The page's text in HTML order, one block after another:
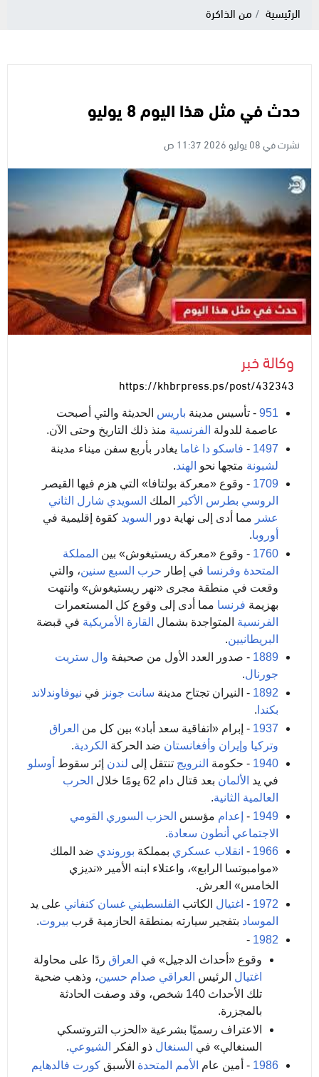
الرئيسية من الذاكرة
حدث في مثل هذا اليوم 8 يوليو
نشرت في 08 يوليو 2026 11:37 ص
وكالة خبر
https://khbrpress.ps/post/432343
951 - تأسيس مدينة باريس الحديثة والتي أصبحت
عاصمة للدولة الفرنسية منذ ذلك التاريخ وحتى الآن.
1497
- فاسكو دا غاما يغادر بأربع سفن ميناء مدينة
لشبونة متجها نحو الهند.
1709 - وقوع «معركة بولتافا» التي هزم فيها القيصر
الروسي بطرس الأكبر الملك السويدي شارل الثاني
عشر مما أدى إلى نهاية دور السويد كقوة إقليمية في
أوروبا.
1760 - وقوع «معركة ريستيغوش» بين المملكة
المتحدة وفرنسا في إطار حرب السبع سنين، والتي
وقعت في منطقة مجرى «نهر ريستيغوش» وانتهت
بهزيمة فرنسا مما أدى إلى وقوع كل المستعمرات
الفرنسية المتواجدة بشمال القارة الأمريكية في قبضة
البريطانيين.
1889 - صدور العدد الأول من صحيفة وال ستريت
جورنال.
1892 - النيران تجتاح مدينة سانت جونز في نيوفاوندلاند
بكندا .
1937 - إبرام «اتفاقية سعد أباد» بين كل من العراق
وتركيا وإيران وأفغانستان ضد الحركة الكردية.
1940 - حكومة النرويج تنتقل إلى لندن إثر سقوط أوسلو
في يد الألمان بعد قتال دام 62 يومًا خلال
الحرب
العالمية الثانية.
1949
- إعدام مؤسس الحزب السوري القومي
الاجتماعي أنطون سعادة.
1966
- انقلاب عسكري بمملكة بوروندي ضد الملك
«موامبوتسا الرابع»، واعتلاء ابنه الأمير «نديزي
الخامس» العرش.
1972
- اغتيال الكاتب الفلسطيني غسان كنفاني على يد
الموساد بتفجير سيارته بمنطقة الحازمية قرب بيروت.
1982
-
وقوع «أحداث الدجيل» في العراقردًا على محاولة
اغتيال الرئيس العراقي صدام حسين، وذهب ضحية
تلك الأحداث 140 شخص، وقد وصفت الحادثة
بالمجزرة.
الاعتراف رسميًا بشرعية «الحزب التروتسكي
السنغالي» في السنغال ذو الفكر الشيوعي.
1986 - أمين عام الأمم المتحدة الأسبقكورت فالدهايم